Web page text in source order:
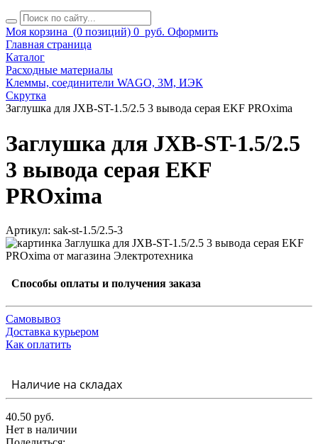
Моя корзина (0 позиций) 0 руб. Оформить
Главная страница
Каталог
Расходные материалы
Клеммы, соединители WAGO, 3M, ИЭК
Скрутка
Заглушка для JXB-ST-1.5/2.5 3 вывода серая EKF PROxima
Заглушка для JXB-ST-1.5/2.5
3 вывода серая EKF
PROxima
Артикул: sak-st-1.5/2.5-3
Способы оплаты и получения заказа
Самовывоз
Доставка курьером
Как оплатить
Наличие на складах
40.50 руб.
Нет в наличии